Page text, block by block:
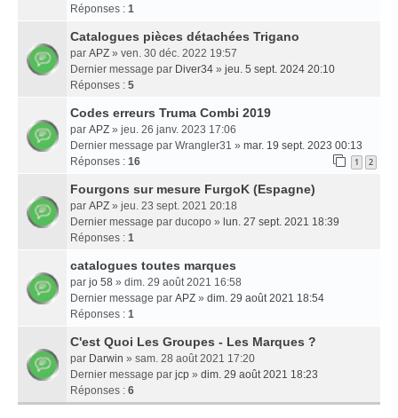
Réponses : 1
Catalogues pièces détachées Trigano
par APZ » ven. 30 déc. 2022 19:57
Dernier message par Diver34 » jeu. 5 sept. 2024 20:10
Réponses : 5
Codes erreurs Truma Combi 2019
par APZ » jeu. 26 janv. 2023 17:06
Dernier message par Wrangler31 » mar. 19 sept. 2023 00:13
Réponses : 16 1 2
Fourgons sur mesure FurgoK (Espagne)
par APZ » jeu. 23 sept. 2021 20:18
Dernier message par ducopo » lun. 27 sept. 2021 18:39
Réponses : 1
catalogues toutes marques
par jo 58 » dim. 29 août 2021 16:58
Dernier message par APZ » dim. 29 août 2021 18:54
Réponses : 1
C'est Quoi Les Groupes - Les Marques ?
par Darwin » sam. 28 août 2021 17:20
Dernier message par jcp » dim. 29 août 2021 18:23
Réponses : 6